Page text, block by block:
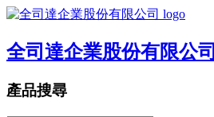
全司達企業股份有限公司
產品搜尋